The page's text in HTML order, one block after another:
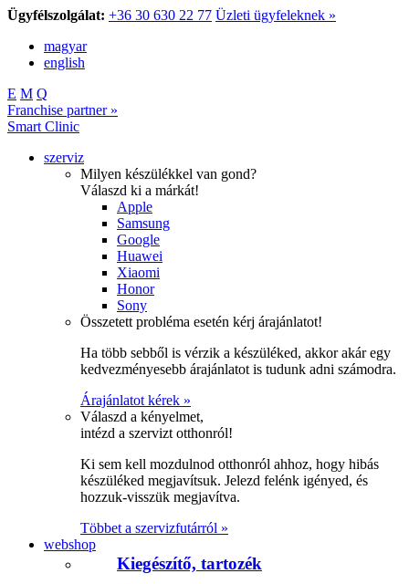
Ügyfélszolgálat: +36 30 630 22 77 Üzleti ügyfeleknek »
magyar
english
E M Q
Franchise partner »
Smart Clinic
szerviz
Milyen készülékkel van gond?
Válaszd ki a márkát!
Apple
Samsung
Google
Huawei
Xiaomi
Honor
Sony
Összetett probléma esetén kérj árajánlatot!
Ha több sebből is vérzik a készüléked, akkor akár egy
kedvezményesebb árajánlatot is tudunk adni számodra.
Árajánlatot kérek »
Válaszd a kényelmet,
intézd a szervizt otthonról!
Ki sem kell mozdulnod otthonról ahhoz, hogy hibás
készüléked megjavítsuk. Jelezd felénk igényed, és
hozzuk-visszük megjavítva.
Többet a szervizfutárról »
webshop
Kiegészítő, tartozék